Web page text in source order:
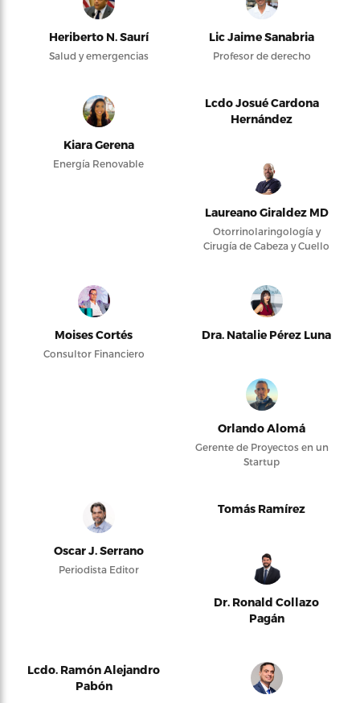
Heriberto N. Saurí
Salud y emergencias
Lic Jaime Sanabria
Profesor de derecho
Kiara Gerena
Energía Renovable
Lcdo Josué Cardona
Hernández
Laureano Giraldez MD
Otorrinolaringología y
Cirugía de Cabeza y Cuello
Moises Cortés
Consultor Financiero
Dra. Natalie Pérez Luna
Orlando Alomá
Gerente de Proyectos en un
Startup
Oscar J. Serrano
Periodista Editor
Tomás Ramírez
Dr. Ronald Collazo
Pagán
Lcdo. Ramón Alejandro
Pabón